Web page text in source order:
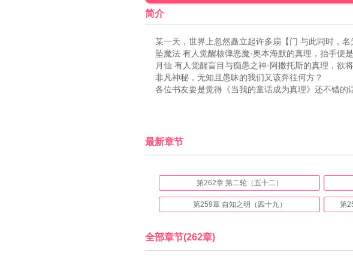
简介
某一天，世界上忽然矗立起许多扇【门 与此同时，
坠魔法 有人觉醒核弹恶魔·奥本海默的真理，抬手便
月仙 有人觉醒盲目与痴愚之神·阿撒托斯的真理，欲
非凡神秘，无知且愚昧的我们又该奔往何方？
各位书友要是觉得《当我的童话成为真理》还不错的
最新章节
第262章 第二轮（五十二）
第259章 自知之明（四十九） 第
全部章节(262章)